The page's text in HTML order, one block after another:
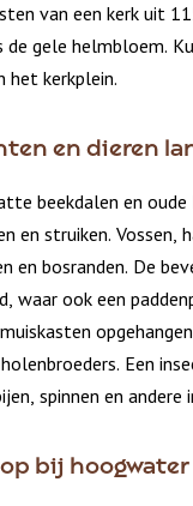
van een kerk uit
de gele helmbloem.
het kerkplein.
en dieren
beekdalen en
en struiken. Vossen,
en bosranden. De
waar ook een
Een
spinnen en andere
op bij hoogwater